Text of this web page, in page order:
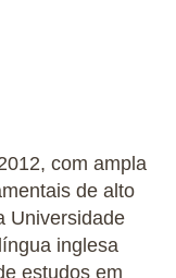
com ampla
de alto
Universidade
inglesa
estudos em